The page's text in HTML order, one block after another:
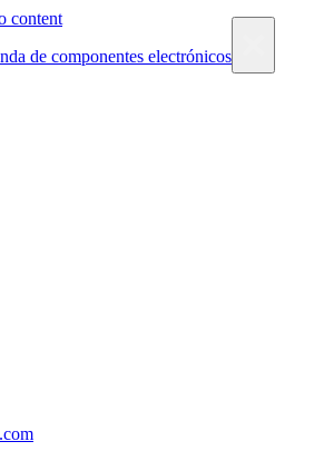
content
de componentes electrónicos